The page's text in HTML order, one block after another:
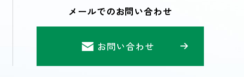
メールでのお問い合わせ
お問い合わせ